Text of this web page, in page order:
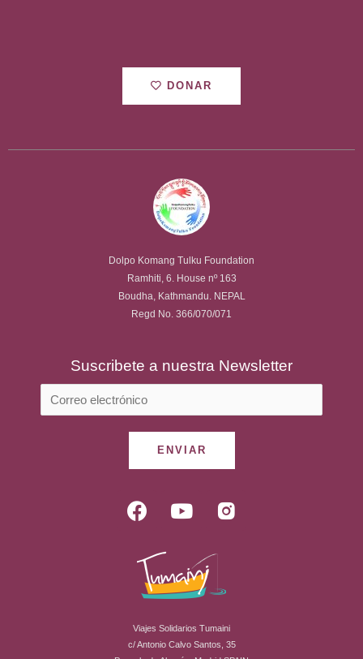
DONAR
Dolpo Komang Tulku Foundation
Ramhiti, 6. House nº 163
Boudha, Kathmandu. NEPAL
Regd No. 366/070/071
Suscribete a nuestra Newsletter
ENVIAR
F
a
e
b
o
o
k
Y
o
u
b
e
R
i
s
t
a
Viajes Solidarios Tumaini
c/ Antonio Calvo Santos, 35